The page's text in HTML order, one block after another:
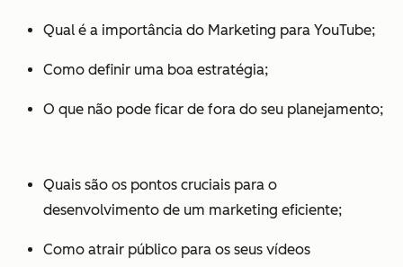
Qual é a importância do Marketing para YouTube;
Como definir uma boa estratégia;
O que não pode ficar de fora do seu planejamento;
Quais são os pontos cruciais para o
desenvolvimento de um marketing eficiente;
Como atrair público para os seus vídeos